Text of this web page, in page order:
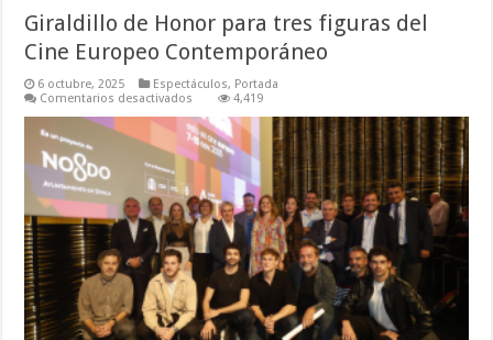
Giraldillo de Honor para tres figuras del
Cine Europeo Contemporáneo
6 octubre, 2025 Espectáculos, Portada
Comentarios desactivados
de
Honor
para
tres
del
Cine
Europeo
Contemporáneo
4,419